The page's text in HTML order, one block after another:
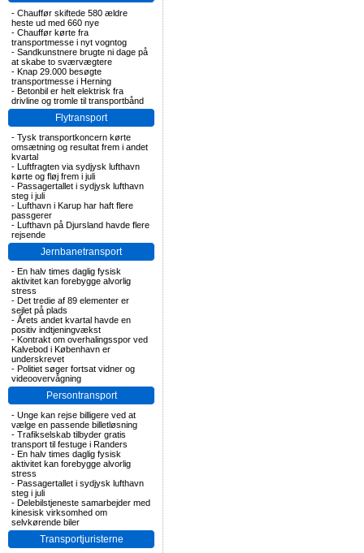
- Chauffør skiftede 580 ældre
heste ud med 660 nye
- Chauffør kørte fra
transportmesse i nyt vogntog
- Sandkunstnere brugte ni dage på
at skabe to sværvægtere
- Knap 29.000 besøgte
transportmesse i Herning
- Betonbil er helt elektrisk fra
drivline og tromle til transportbånd
Flytransport
- Tysk transportkoncern kørte
omsætning og resultat frem i andet
kvartal
- Luftfragten via sydjysk lufthavn
kørte og fløj frem i juli
- Passagertallet i sydjysk lufthavn
steg i juli
- Lufthavn i Karup har haft flere
passgerer
- Lufthavn på Djursland havde flere
rejsende
Jernbanetransport
- En halv times daglig fysisk
aktivitet kan forebygge alvorlig
stress
- Det tredie af 89 elementer er
sejlet på plads
- Årets andet kvartal havde en
positiv indtjeningvækst
- Kontrakt om overhalingsspor ved
Kalvebod i København er
underskrevet
- Politiet søger fortsat vidner og
videoovervågning
Persontransport
- Unge kan rejse billigere ved at
vælge en passende billetløsning
- Trafikselskab tilbyder gratis
transport til festuge i Randers
- En halv times daglig fysisk
aktivitet kan forebygge alvorlig
stress
- Passagertallet i sydjysk lufthavn
steg i juli
- Delebilstjeneste samarbejder med
kinesisk virksomhed om
selvkørende biler
Transportjuristerne